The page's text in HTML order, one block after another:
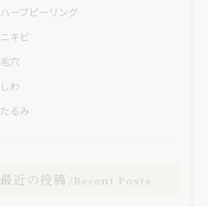
ハーブピーリング
ニキビ
毛穴
しわ
たるみ
最近の投稿 Recent Posts